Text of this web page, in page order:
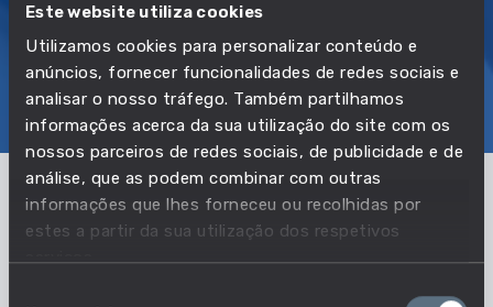
Este website utiliza cookies
Utilizamos cookies para personalizar conteúdo e
anúncios, fornecer funcionalidades de redes sociais e
analisar o nosso tráfego. Também partilhamos
informações acerca da sua utilização do site com os
nossos parceiros de redes sociais, de publicidade e de
análise, que as podem combinar com outras
informações que lhes forneceu ou recolhidas por
estes a partir da sua utilização dos respetivos
serviços.
SOBRE
EMPREGO E SALÁRIO
EDUCAÇÃO E COMPETÊNCIASTRANSIÇÕES
Pertencente à profissão:
Trabalhadores de vidro de ótica,